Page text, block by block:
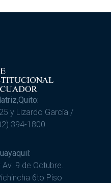
y Lizardo García /
394-1800
9 de Octubre.
6to Piso